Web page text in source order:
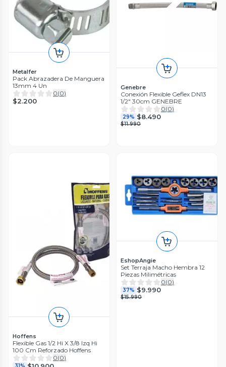
Metalfer
Pack Abrazadera De Manguera
13mm 4 Un
0(0)
$2.200
Genebre
Conexión Flexible Geflex DN13
1/2" 30cm GENEBRE
0(0)
29% $8.490
$11.990
Hoffens
Flexible Gas 1/2 Hi X 3/8 Izq Hi
100 Cm Reforzado Hoffens
0(0)
EshopAngie
Set Terraja Macho Hembra 12
Piezas Milimétricas
0(0)
37% $9.990
$15.990